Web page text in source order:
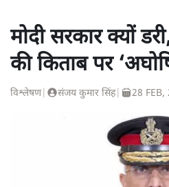
मोदी सरकार क्यों
की किताब पर
विश्लेषण| संजय कुमार सिंह| 28 FEB,